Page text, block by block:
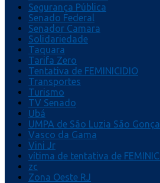
Segurança Pública
Senado Federal
Senador Camara
Solidariedade
Taquara
Tarifa Zero
Tentativa de FEMINICIDIO
Transportes
Turismo
TV Senado
Ubá
UMPA de São Luzia São
Vasco da Gama
Vini Jr
vítima de tentativa de
zc
Zona Oeste RJ